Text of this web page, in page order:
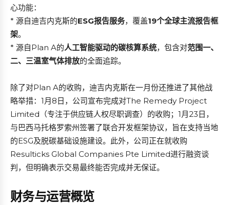
心功能：
* 源自迪吉内克斯的ESG报告服务，覆盖19个全球主流报告框
架。
* 源自Plan A的人工智能驱动的碳核算系统，包含对范围一、
二、三温室气体排放的全面追踪。
除了对Plan A的收购，迪吉内克斯在一月份还推进了其他战
略举措：1月8日，公司宣布完成对The Remedy Project
Limited（专注于供应链人权尽职调查）的收购；1月23日，
与巴西马托格罗索州签署了联合开发框架协议，旨在支持当地
的ESG及脱碳基础设施建设。此外，公司正在就收购
Resulticks Global Companies Pte Limited进行融资谈
判，但明确表示交易最终能否完成并无保证。
财务与运营概览